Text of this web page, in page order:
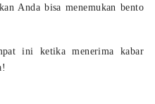
Anda bisa menemukan bento
ini ketika menerima kabar